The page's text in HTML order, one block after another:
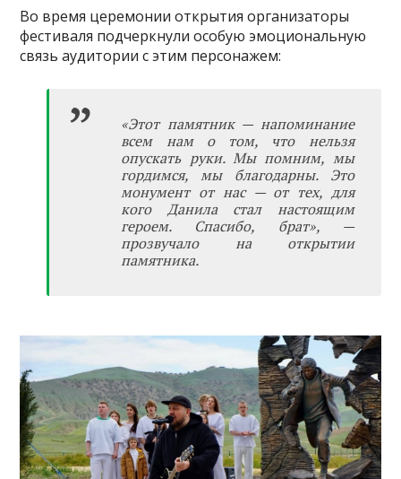
Во время церемонии открытия организаторы
фестиваля подчеркнули особую эмоциональную
связь аудитории с этим персонажем:
«Этот памятник — напоминание
всем нам о том, что нельзя
опускать руки. Мы помним, мы
гордимся, мы благодарны. Это
монумент от нас — от тех, для
кого Данила стал настоящим
героем. Спасибо, брат», —
прозвучало на открытии
памятника.